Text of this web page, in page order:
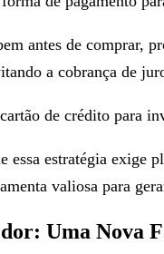
antes de comprar,
a cobrança de
de crédito para
essa estratégia exige
valiosa para
Uma Nova